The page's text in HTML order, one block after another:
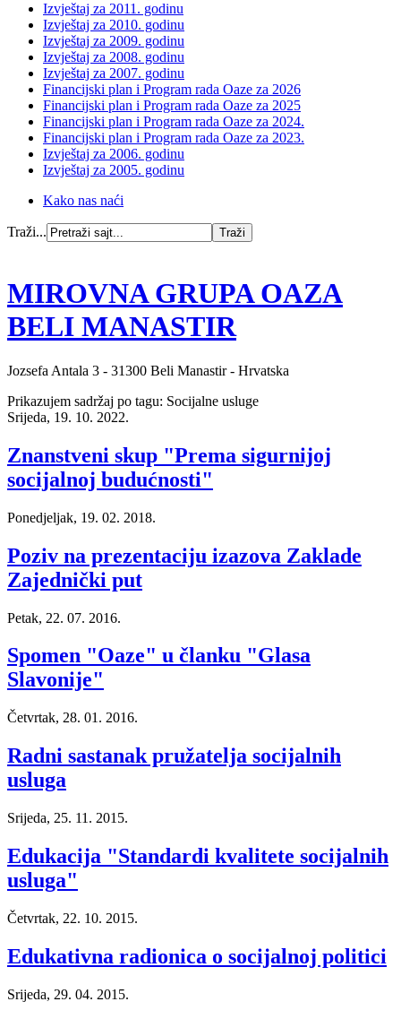
Izvještaj za 2011. godinu
Izvještaj za 2010. godinu
Izvještaj za 2009. godinu
Izvještaj za 2008. godinu
Izvještaj za 2007. godinu
Financijski plan i Program rada Oaze za 2026
Financijski plan i Program rada Oaze za 2025
Financijski plan i Program rada Oaze za 2024.
Financijski plan i Program rada Oaze za 2023.
Izvještaj za 2006. godinu
Izvještaj za 2005. godinu
Kako nas naći
Traži...
MIROVNA GRUPA OAZA
BELI MANASTIR
Jozsefa Antala 3 - 31300 Beli Manastir - Hrvatska
Prikazujem sadržaj po tagu: Socijalne usluge
Srijeda, 19. 10. 2022.
Znanstveni skup "Prema sigurnijoj
socijalnoj budućnosti"
Ponedjeljak, 19. 02. 2018.
Poziv na prezentaciju izazova Zaklade
Zajednički put
Petak, 22. 07. 2016.
Spomen "Oaze" u članku "Glasa
Slavonije"
Četvrtak, 28. 01. 2016.
Radni sastanak pružatelja socijalnih
usluga
Srijeda, 25. 11. 2015.
Edukacija "Standardi kvalitete socijalnih
usluga"
Četvrtak, 22. 10. 2015.
Edukativna radionica o socijalnoj politici
Srijeda, 29. 04. 2015.